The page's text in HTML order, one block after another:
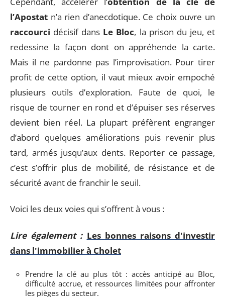
l’Apostat n’a rien d’anecdotique. Ce choix ouvre un
raccourci décisif dans Le Bloc, la prison du jeu, et
redessine la façon dont on appréhende la carte.
Mais il ne pardonne pas l’improvisation. Pour tirer
profit de cette option, il vaut mieux avoir empoché
plusieurs outils d’exploration. Faute de quoi, le
risque de tourner en rond et d’épuiser ses réserves
devient bien réel. La plupart préfèrent engranger
d’abord quelques améliorations puis revenir plus
tard, armés jusqu’aux dents. Reporter ce passage,
c’est s’offrir plus de mobilité, de résistance et de
sécurité avant de franchir le seuil.
Voici les deux voies qui s’offrent à vous :
Lire également : Les bonnes raisons d'investir
dans l'immobilier à Cholet
Prendre la clé au plus tôt : accès anticipé au Bloc,
difficulté accrue, et ressources limitées pour affronter
les pièges du secteur.